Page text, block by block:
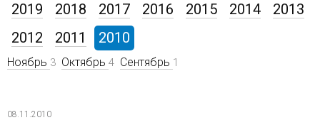
2019
2018 2017 2016 2015 2014
2013
2012
2011 2010
Ноябрь 3 Октябрь 4 Сентябрь 1
08.11.2010